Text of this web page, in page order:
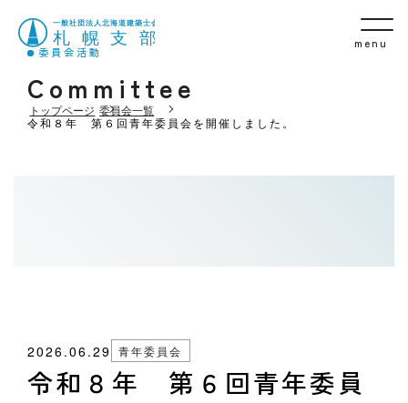
menu
委員会活動
Committee
トップページ 委員会一覧
令和８年 第６回青年委員会を開催しました。
令和８年 第６回青年委員
2026.06.29 青年委員会